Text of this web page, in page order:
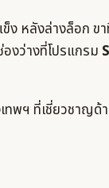
ง หลังล่างล็อก
งว่างที่โปรแกรม
ทพฯ ที่เชี่ยวชาญด้